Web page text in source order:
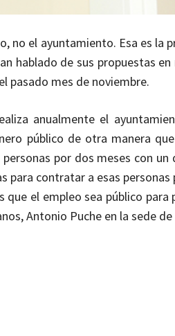
no el ayuntamiento. Esa es la
hablado de sus propuestas
pasado mes de noviembre.
anualmente el
público de otra manera
por dos meses con
para contratar a esas
el empleo sea público
Antonio Puche en la sede